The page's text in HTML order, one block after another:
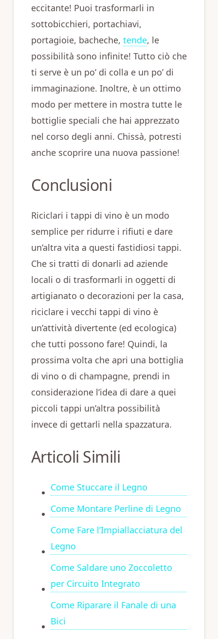
eccitante! Puoi trasformarli in
sottobicchieri, portachiavi,
portagioie, bacheche, tende, le
possibilità sono infinite! Tutto ciò che
ti serve è un po’ di colla e un po’ di
immaginazione. Inoltre, è un ottimo
modo per mettere in mostra tutte le
bottiglie speciali che hai apprezzato
nel corso degli anni. Chissà, potresti
anche scoprire una nuova passione!
Conclusioni
Riciclari i tappi di vino è un modo
semplice per ridurre i rifiuti e dare
un’altra vita a questi fastidiosi tappi.
Che si tratti di donarli ad aziende
locali o di trasformarli in oggetti di
artigianato o decorazioni per la casa,
riciclare i vecchi tappi di vino è
un’attività divertente (ed ecologica)
che tutti possono fare! Quindi, la
prossima volta che apri una bottiglia
di vino o di champagne, prendi in
considerazione l’idea di dare a quei
piccoli tappi un’altra possibilità
invece di gettarli nella spazzatura.
Articoli Simili
Come Stuccare il Legno
Come Montare Perline di Legno
Come Fare l’Impiallacciatura del
Legno
Come Saldare uno Zoccoletto
per Circuito Integrato
Come Riparare il Fanale di una
Bici